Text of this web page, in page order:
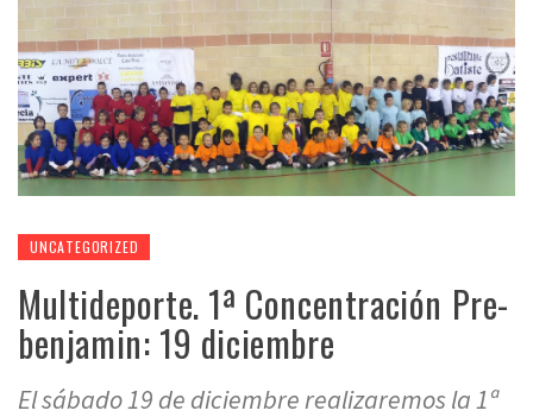
UNCATEGORIZED
Multideporte. 1ª Concentración Pre-
benjamin: 19 diciembre
El sábado 19 de diciembre realizaremos la 1ª